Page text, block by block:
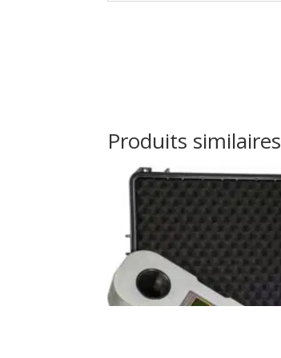
Produits similaires